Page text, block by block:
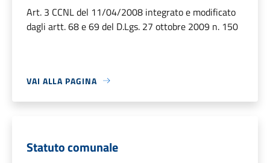
Art. 3 CCNL del 11/04/2008 integrato e modificato
dagli artt. 68 e 69 del D.Lgs. 27 ottobre 2009 n. 150
VAI ALLA PAGINA
Statuto comunale